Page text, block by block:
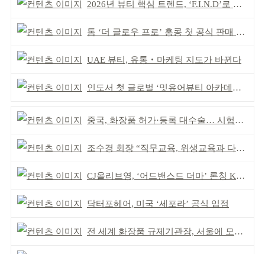
2026년 뷰티 핵심 트렌드, ‘F.I.N.D’로 읽는다
톰 ‘더 글로우 프로’ 홍콩 첫 공식 판매 완판
UAE 뷰티, 유통‧마케팅 지도가 바뀐다
인도서 첫 글로벌 ‘밋유어뷰티 아카데미’ 출범
중국, 화장품 허가·등록 대수술… 시험자료 공용 허용
조수경 회장 “직무교육, 위생교육과 다르다”
CJ올리브영, ‘어드밴스드 더마’ 론칭 K더마 육성 박차
닥터포헤어, 미국 ‘세포라’ 공식 입점
전 세계 화장품 규제기관장, 서울에 모인다